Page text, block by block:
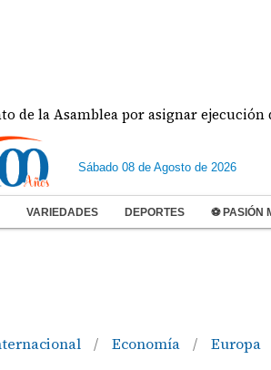
Asamblea por asignar ejecución de
Sábado 08 de Agosto de 2026
VARIEDADES DEPORTES ⚽ PASIÓN
/ Economía / Europa